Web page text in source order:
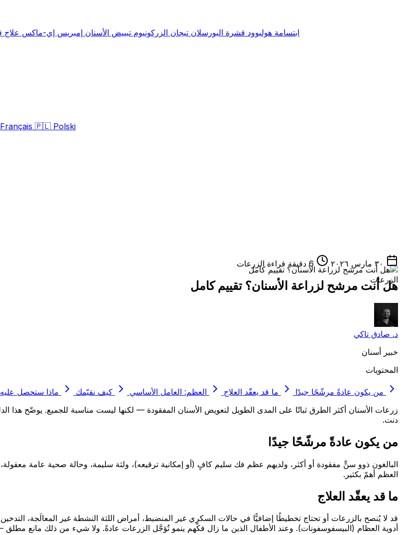
ابتسامة هوليوود قشرة البورسلان تيجان الزركونيوم تبييض الأسنان إمبريس إي-ماكس علاج
Français 🇵🇱 Polski
الزرعات
٣٠ مارس ٢٠٢٦ 6 دقيقة قراءة الزرعات
هل أنت مرشح لزراعة الأسنان؟ تقييم كامل
د. صادق تاكي
خبير أسنان
المحتويات
من يكون عادةً مرشّحًا جيدًا ما قد يعقّد العلاج العظم: العامل الأساسي كيف نقيّمك ماذا ستحصل عليه
زرعات الأسنان أكثر الطرق ثباتًا على المدى الطويل لتعويض الأسنان المفقودة — لكنها ليست مناسبة للجميع. يوضّح هذا
دنت.
من يكون عادةً مرشّحًا جيدًا
البالغون ذوو سنٍّ مفقودة أو أكثر، ولديهم عظم فك سليم كافٍ (أو إمكانية ترقيعه)، ولثة سليمة، وحالة صحية عامة
العظم أهمّ بكثير.
ما قد يعقّد العلاج
قد لا يُنصح بالزرعات أو تحتاج تخطيطًا إضافيًّا في حالات السكري غير المنضبط، أمراض اللثة النشطة غير المعالَجة،
أدوية العظام (البيسفوسفونات). وعند الأطفال الذين ما زال فكّهم ينمو تُؤجَّل الزرعات عادةً. ولا شيء من ذلك مانع مطلق